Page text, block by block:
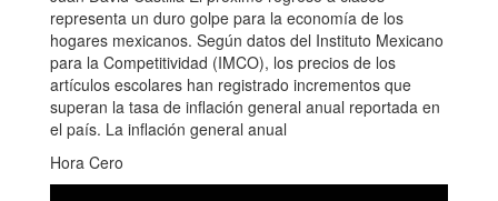
representa un duro golpe para la economía de los
hogares mexicanos. Según datos del Instituto Mexicano
para la Competitividad (IMCO), los precios de los
artículos escolares han registrado incrementos que
superan la tasa de inflación general anual reportada en
el país. La inflación general anual
Hora Cero